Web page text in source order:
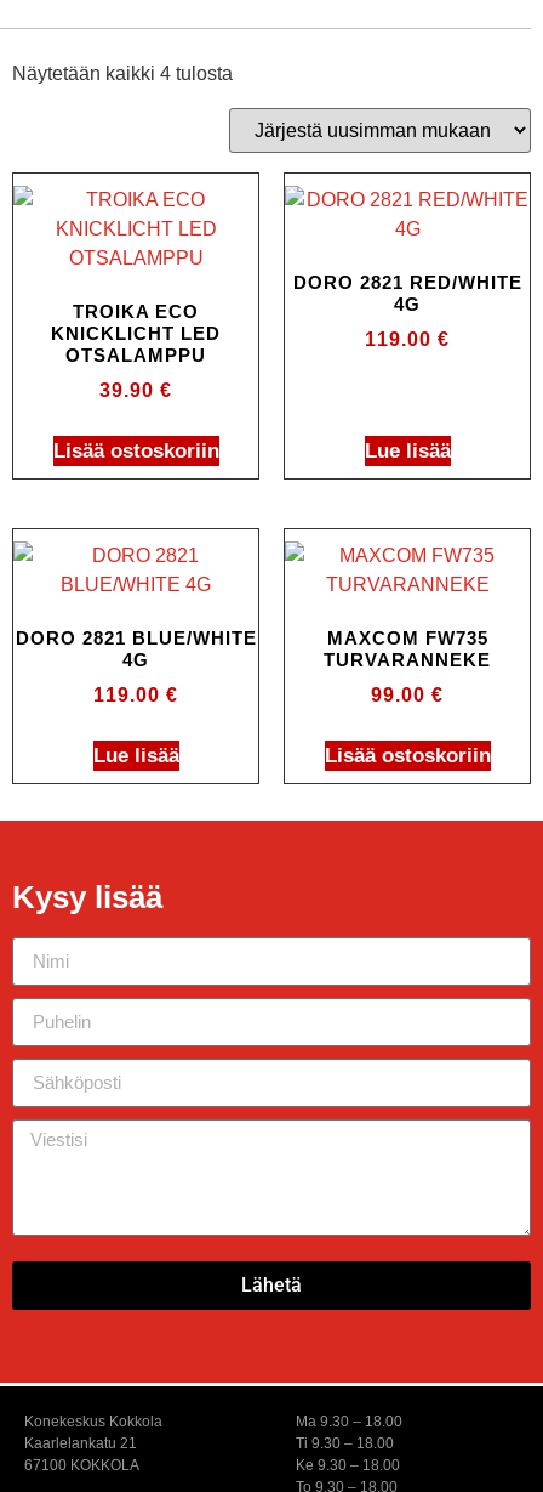
Näytetään kaikki 4 tulosta
TROIKA ECO
KNICKLICHT LED
OTSALAMPPU
39.90 €
Lisää ostoskoriin
DORO 2821 RED/WHITE
4G
119.00 €
Lue lisää
DORO 2821 BLUE/WHITE
4G
119.00 €
Lue lisää
MAXCOM FW735
TURVARANNEKE
99.00 €
Lisää ostoskoriin
Kysy lisää
Lähetä
Konekeskus Kokkola
Kaarlelankatu 21
67100 KOKKOLA
Ma 9.30 – 18.00
Ti 9.30 – 18.00
Ke 9.30 – 18.00
To 9.30 – 18.00